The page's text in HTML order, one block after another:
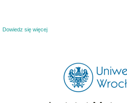
Dowiedz się więcej